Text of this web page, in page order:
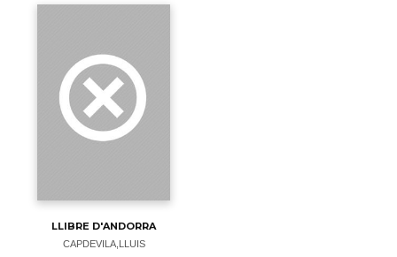
LLIBRE D'ANDORRA
CAPDEVILA,LLUIS